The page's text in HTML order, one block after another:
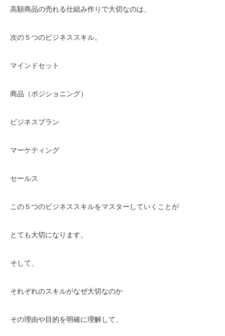
高額商品の売れる仕組み作りで大切なのは、
次の５つのビジネススキル。
マインドセット
商品（ポジショニング）
ビジネスプラン
マーケティング
セールス
この５つのビジネススキルをマスターしていくことが
とても大切になります。
そして、
それぞれのスキルがなぜ大切なのか
その理由や目的を明確に理解して、